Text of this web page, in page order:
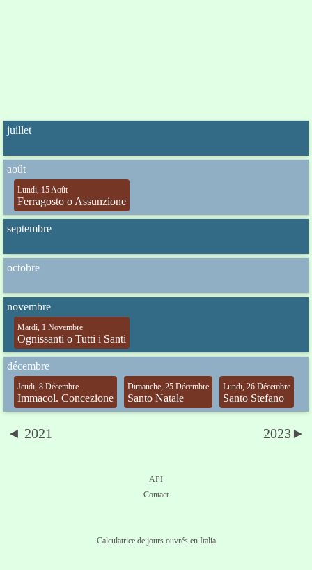
juillet
août
Lundi, 15 Août
Ferragosto o Assunzione
septembre
octobre
novembre
Mardi, 1 Novembre
Ognissanti o Tutti i Santi
décembre
Jeudi, 8 Décembre
Immacol. Concezione
Dimanche, 25 Décembre
Santo Natale
Lundi, 26 Décembre
Santo Stefano
◄ 2021 2023►
API
Contact
Calculatrice de jours ouvrés en Italia